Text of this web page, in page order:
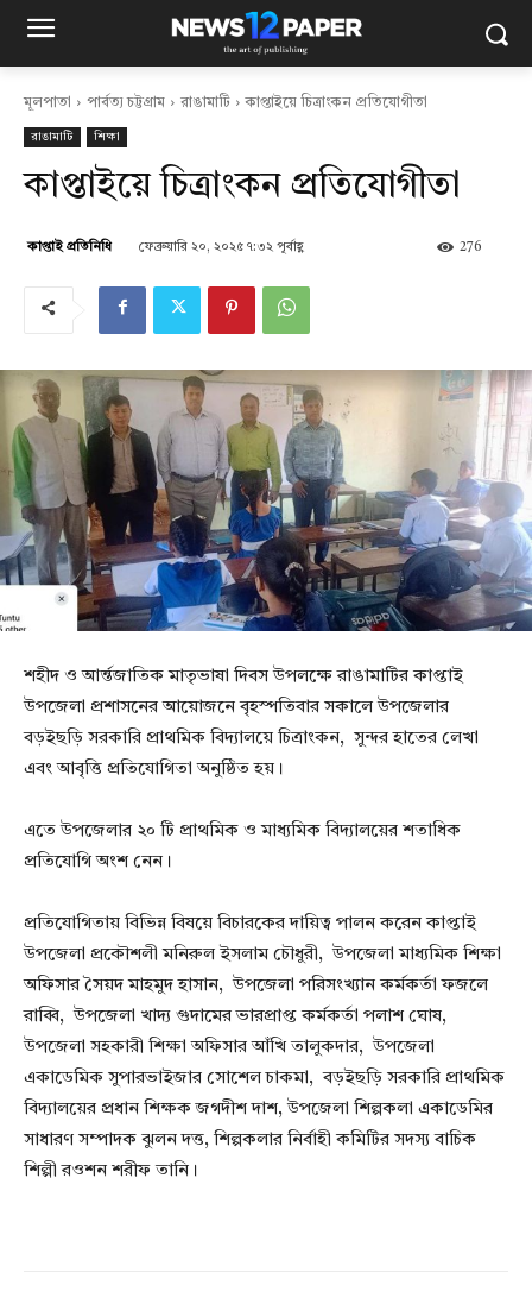
মূলপাতা পার্বত্য চট্টগ্রাম রাঙামাটি কাপ্তাইয়ে চিত্রাংকন প্রতিযোগীতা
রাঙামাটি শিক্ষা
কাপ্তাইয়ে চিত্রাংকন প্রতিযোগীতা
কাপ্তাই প্রতিনিধি ফেব্রুয়ারি ২০, ২০২৫ ৭:৩২ পূর্বাহ্ণ 276
শহীদ ও আর্ন্তজাতিক মাতৃভাষা দিবস উপলক্ষে রাঙামাটির কাপ্তাই
উপজেলা প্রশাসনের আয়োজনে বৃহস্পতিবার সকালে উপজেলার
বড়ইছড়ি সরকারি প্রাথমিক বিদ্যালয়ে চিত্রাংকন, সুন্দর হাতের লেখা
এবং আবৃত্তি প্রতিযোগিতা অনুষ্ঠিত হয়।
এতে উপজেলার ২০ টি প্রাথমিক ও মাধ্যমিক বিদ্যালয়ের শতাধিক
প্রতিযোগি অংশ নেন।
প্রতিযোগিতায় বিভিন্ন বিষয়ে বিচারকের দায়িত্ব পালন করেন কাপ্তাই
উপজেলা প্রকৌশলী মনিরুল ইসলাম চৌধুরী, উপজেলা মাধ্যমিক শিক্ষা
অফিসার সৈয়দ মাহমুদ হাসান, উপজেলা পরিসংখ্যান কর্মকর্তা ফজলে
রাব্বি, উপজেলা খাদ্য গুদামের ভারপ্রাপ্ত কর্মকর্তা পলাশ ঘোষ,
উপজেলা সহকারী শিক্ষা অফিসার আঁখি তালুকদার, উপজেলা
একাডেমিক সুপারভাইজার সোশেল চাকমা, বড়ইছড়ি সরকারি প্রাথমিক
বিদ্যালয়ের প্রধান শিক্ষক জগদীশ দাশ, উপজেলা শিল্পকলা একাডেমির
সাধারণ সম্পাদক ঝুলন দত্ত, শিল্পকলার নির্বাহী কমিটির সদস্য বাচিক
শিল্পী রওশন শরীফ তানি।